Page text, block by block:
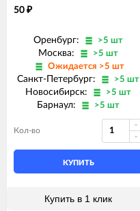
50 ₽
Оренбург: >5 шт
Москва:
>5 шт
Ожидается >5 шт
Санкт-Петербург: >5 шт
Новосибирск: >5 шт
Барнаул: >5 шт
Кол-во
КУПИТЬ
Купить в 1 клик